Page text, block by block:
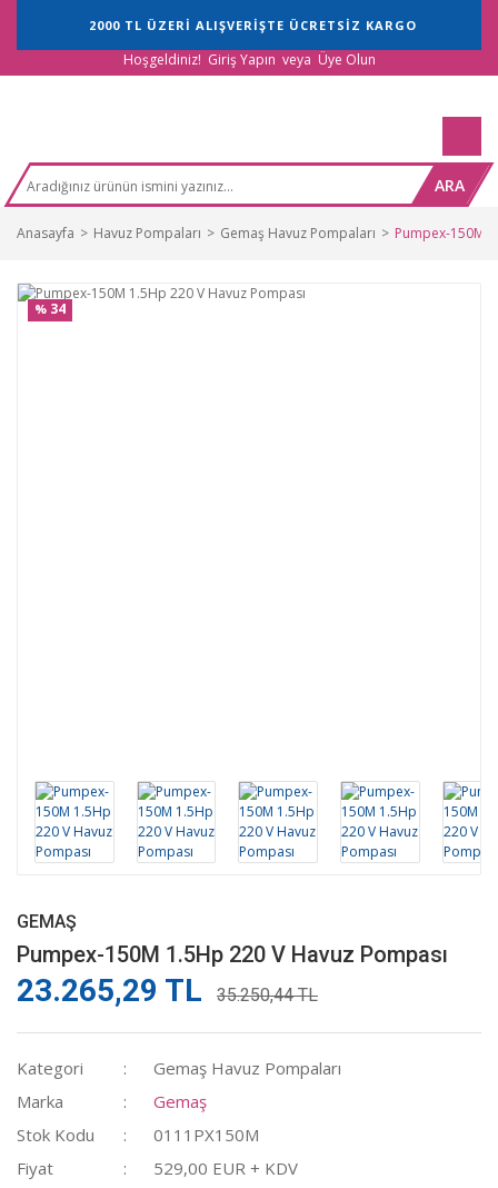
2000 TL ÜZERİ ALIŞVERİŞTE ÜCRETSİZ KARGO
Hoşgeldiniz! Giriş Yapın veya Üye Olun
ARA
Anasayfa Havuz Pompaları Gemaş Havuz Pompaları Pumpex-150M
% 34
GEMAŞ
Pumpex-150M 1.5Hp 220 V Havuz Pompası
23.265,29 TL 35.250,44 TL
Kategori
Gemaş Havuz Pompaları
Marka
Gemaş
Stok Kodu
0111PX150M
Fiyat
529,00 EUR + KDV